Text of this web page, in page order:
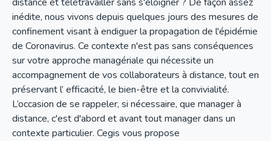
distance et télétravailler sans s'éloigner ? De façon assez
inédite, nous vivons depuis quelques jours des mesures de
confinement visant à endiguer la propagation de l'épidémie
de Coronavirus. Ce contexte n'est pas sans conséquences
sur votre approche managériale qui nécessite un
accompagnement de vos collaborateurs à distance, tout en
préservant l’ efficacité, le bien-être et la convivialité.
L’occasion de se rappeler, si nécessaire, que manager à
distance, c'est d'abord et avant tout manager dans un
contexte particulier. Cegis vous propose